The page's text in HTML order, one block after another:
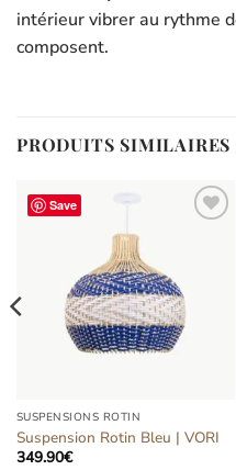
intérieur vibrer au rythme
composent.
PRODUITS SIMILAIRES
Save
SUSPENSIONS ROTIN
Suspension Rotin Bleu | VORI
349.90€